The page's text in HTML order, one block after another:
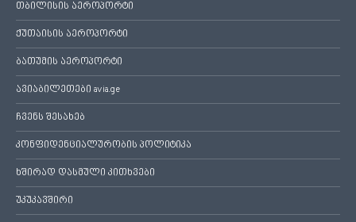
თბილისის აეროპორტი
ქუთაისის აეროპორტი
ბათუმის აეროპორტი
ავიაბილეთები avia.ge
ჩვენს შესახებ
კონფიდენციალურობის პოლიტიკა
ხშირად დასმული კითხვები
უკუკავშირი